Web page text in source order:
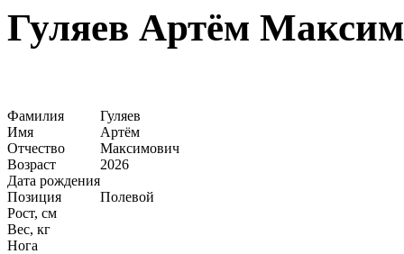
Гуляев Артём
Фамилия
Гуляев
Имя
Артём
Отчество
Максимович
Возраст
2026
Дата рождения
Позиция
Полевой
Рост, см
Вес, кг
Нога